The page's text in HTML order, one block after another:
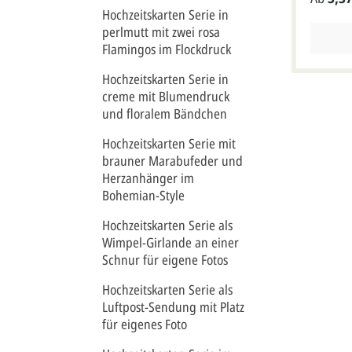
Hochzeitskarten Serie in
perlmutt mit zwei rosa
Flamingos im Flockdruck
Hochzeitskarten Serie in
creme mit Blumendruck
und floralem Bändchen
Hochzeitskarten Serie mit
brauner Marabufeder und
Herzanhänger im
Bohemian-Style
Hochzeitskarten Serie als
Wimpel-Girlande an einer
Schnur für eigene Fotos
Hochzeitskarten Serie als
Luftpost-Sendung mit Platz
für eigenes Foto
Vögel
wird